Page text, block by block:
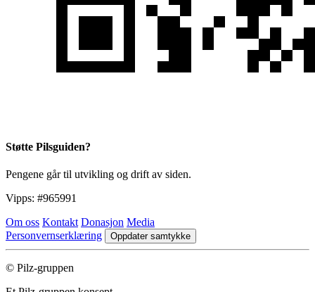
Støtte Pilsguiden?
Pengene går til utvikling og drift av siden.
Vipps: #965991
Om oss Kontakt Donasjon Media
Personvernserklæring
Oppdater samtykke
© Pilz-gruppen